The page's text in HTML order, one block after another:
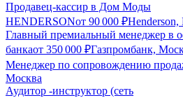
Продавец-кассир в Дом Моды
HENDERSONот 90 000 ₽
Главный премиальный менеджер в
банкаот 350 000 ₽Газпромбанк,
Менеджер по сопровождению
Москва
Аудитор -инструктор (сеть